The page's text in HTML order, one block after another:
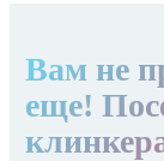
Вам не
еще!